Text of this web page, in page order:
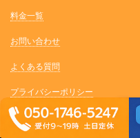
料金一覧
お問い合わせ
よくある質問
プライバシーポリシー
サイトマップ